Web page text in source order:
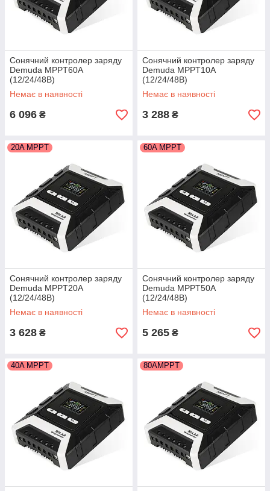
Сонячний контролер заряду
Demuda MPPT60А
(12/24/48В)
Немає в наявності
6 096 ₴
Сонячний контролер заряду
Demuda MPPT10А
(12/24/48В)
Немає в наявності
3 288 ₴
20A MPPT
Сонячний контролер заряду
Demuda MPPT20А
(12/24/48В)
Немає в наявності
3 628 ₴
60A MPPT
Сонячний контролер заряду
Demuda MPPT50А
(12/24/48В)
Немає в наявності
5 265 ₴
40A MPPT 80AMPPT